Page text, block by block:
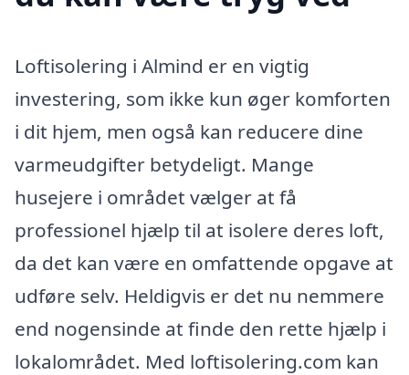
Loftisolering i Almind er en vigtig
investering, som ikke kun øger komforten
i dit hjem, men også kan reducere dine
varmeudgifter betydeligt. Mange
husejere i området vælger at få
professionel hjælp til at isolere deres loft,
da det kan være en omfattende opgave at
udføre selv. Heldigvis er det nu nemmere
end nogensinde at finde den rette hjælp i
lokalområdet. Med loftisolering.com kan